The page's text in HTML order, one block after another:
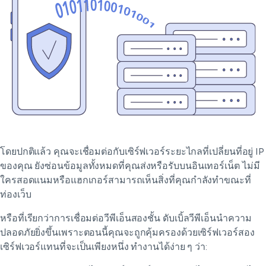
โดยปกติแล้ว คุณจะเชื่อมต่อกับเซิร์ฟเวอร์ระยะไกลที่เปลี่ยนที่อยู่ IP
ของคุณ ยังซ่อนข้อมูลทั้งหมดที่คุณส่งหรือรับบนอินเทอร์เน็ต ไม่มี
ใครสอดแนมหรือแฮกเกอร์สามารถเห็นสิ่งที่คุณกำลังทำขณะที่
ท่องเว็บ
หรือที่เรียกว่าการเชื่อมต่อวีพีเอ็นสองชั้น ดับเบิ้ลวีพีเอ็นนำความ
ปลอดภัยยิ่งขึ้นเพราะตอนนี้คุณจะถูกคุ้มครองด้วยเซิร์ฟเวอร์สอง
เซิร์ฟเวอร์แทนที่จะเป็นเพียงหนึ่ง ทำงานได้ง่าย ๆ ว่า: